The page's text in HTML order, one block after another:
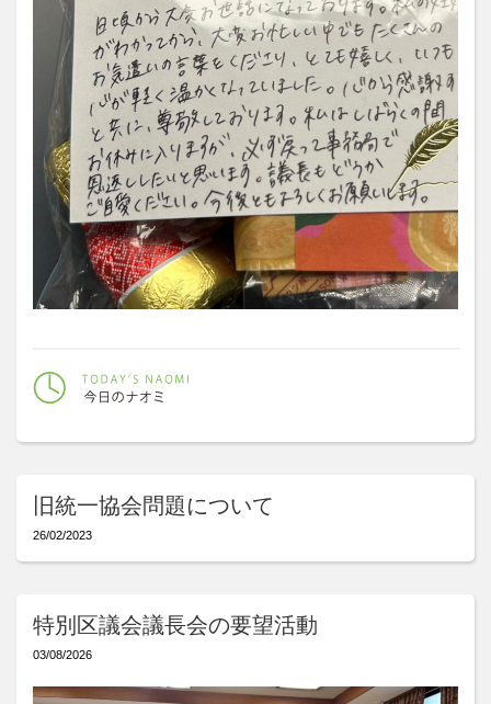
旧統一協会問題について
26/02/2023
特別区議会議長会の要望活動
03/08/2026